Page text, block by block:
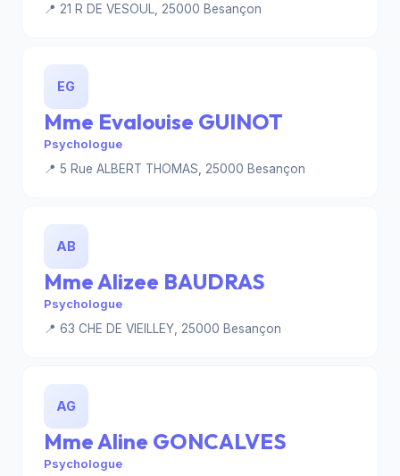
📍 21 R DE VESOUL, 25000 Besançon
EG
Mme Evalouise GUINOT
Psychologue
📍 5 Rue ALBERT THOMAS, 25000 Besançon
AB
Mme Alizee BAUDRAS
Psychologue
📍 63 CHE DE VIEILLEY, 25000 Besançon
AG
Mme Aline GONCALVES
Psychologue